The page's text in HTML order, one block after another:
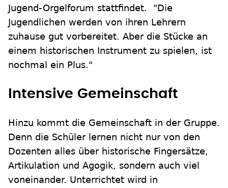
Jugend-Orgelforum stattfindet. "Die
Jugendlichen werden von ihren Lehrern
zuhause gut vorbereitet. Aber die Stücke an
einem historischen Instrument zu spielen, ist
nochmal ein Plus."
Intensive Gemeinschaft
Hinzu kommt die Gemeinschaft in der Gruppe.
Denn die Schüler lernen nicht nur von den
Dozenten alles über historische Fingersätze,
Artikulation und Agogik, sondern auch viel
voneinander. Unterrichtet wird in